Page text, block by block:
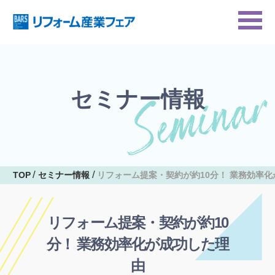
セミナー情報
TOP セミナー情報 リフォーム提案・契約が約10分！ 業務効率
リフォーム提案・契約が約10
分！ 業務効率化が成功した理
由